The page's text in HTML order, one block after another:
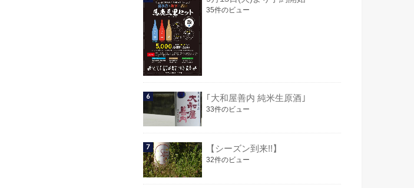
35件のビュー
｢大和屋善内 純米生原酒｣
33件のビュー
【シーズン到来!!】
32件のビュー